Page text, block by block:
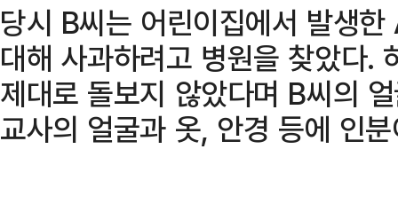
당시 B씨는 어린이집에서 발생
대해 사과하려고 병원을 찾았다.
제대로 돌보지 않았다며 B씨의
교사의 얼굴과 옷, 안경 등에 인